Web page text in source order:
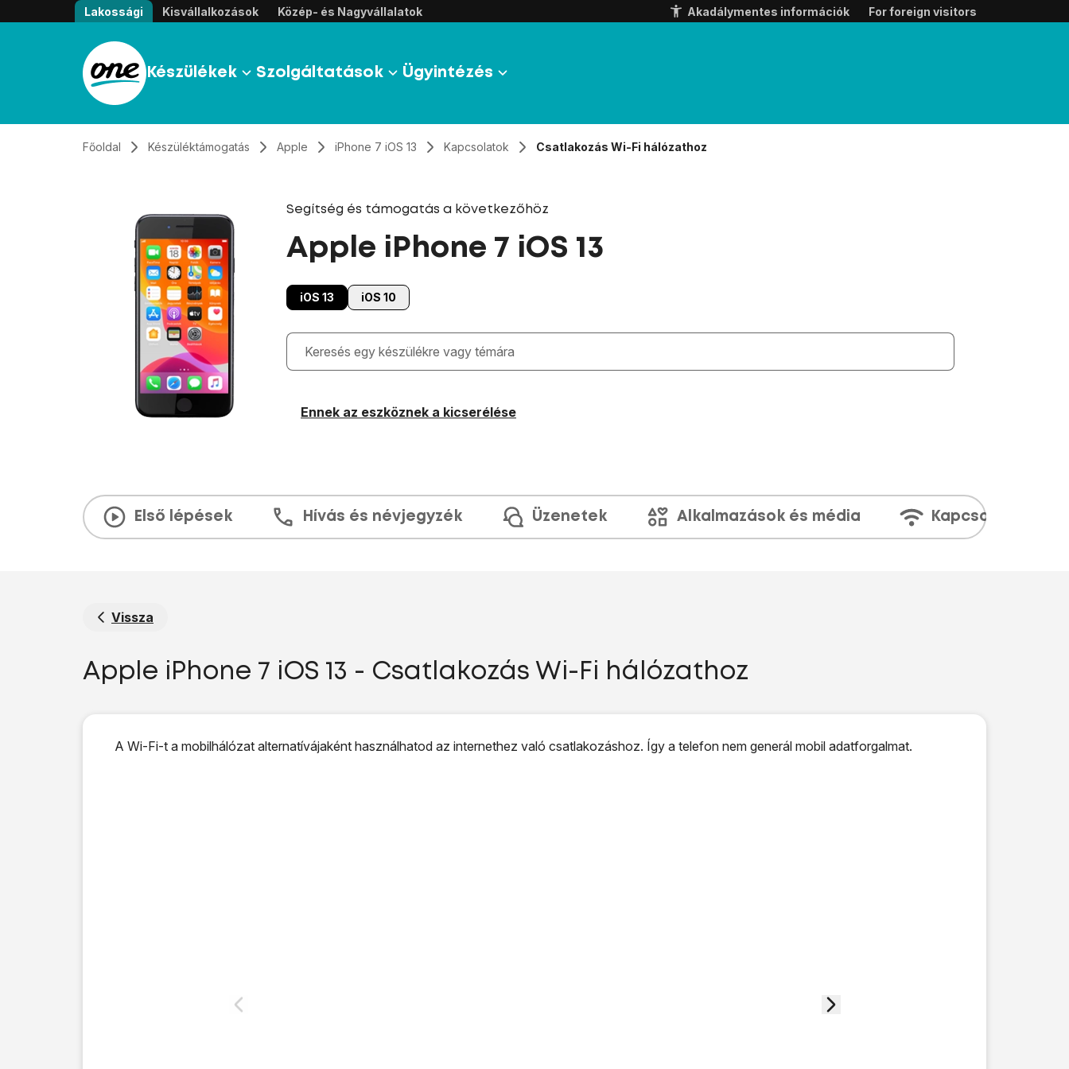
Átugrás, tovább a tartalomhoz
Lakossági Kisvállalkozások Közép- és Nagyvállalatok Akadálymentes információk For foreign visitors
Készülékek Szolgáltatások Ügyintézés
Főoldal Készüléktámogatás Apple iPhone 7 iOS 13 Kapcsolatok Csatlakozás Wi-Fi hálózathoz
Segítség és támogatás a következőhöz
Apple iPhone 7 iOS 13
iOS 13 iOS 10
Gépelés közben megjelennek a keresési javaslatok a mező alatt
Ennek az eszköznek a kicserélése
Első lépések Hívás és névjegyzék Üzenetek Alkalmazások és média Kapcsolatok
Vissza
Apple iPhone 7 iOS 13 - Csatlakozás Wi-Fi hálózathoz
A Wi-Fi-t a mobilhálózat alternatívájaként használhatod az internethez való csatlakozáshoz. Így a telefon nem generál mobil adatforgalmat.